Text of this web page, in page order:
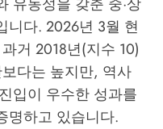
유동성을 갖춘 중·상
니다. 2026년 3월 현
거 2018년(지수 10)
다는 높지만, 역사
입이 우수한 성과를
명하고 있습니다.